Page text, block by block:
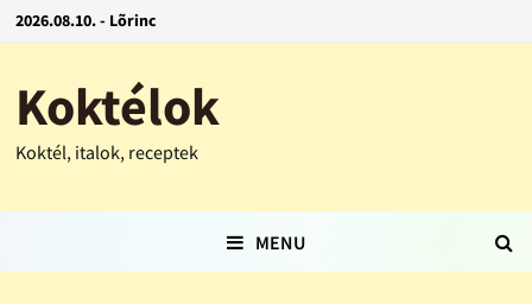
2026.08.10. - Lõrinc
Koktélok
Koktél, italok, receptek
MENU